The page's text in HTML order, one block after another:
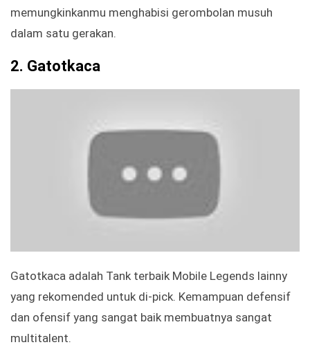
memungkinkanmu menghabisi gerombolan musuh
dalam satu gerakan.
2. Gatotkaca
Gatotkaca adalah Tank terbaik Mobile Legends lainny
yang rekomended untuk di-pick. Kemampuan defensif
dan ofensif yang sangat baik membuatnya sangat
multitalent.